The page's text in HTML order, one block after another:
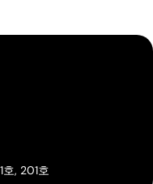
, 201호